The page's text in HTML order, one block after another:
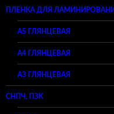
ПЛЕНКА ДЛЯ
A5 ГЛЯНЦЕВАЯ
А4 ГЛЯНЦЕВАЯ
A3 ГЛЯНЦЕВАЯ
СНПЧ, ПЗК